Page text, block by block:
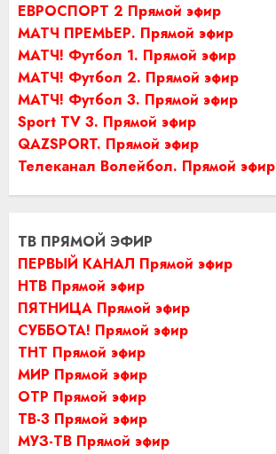
ЕВРОСПОРТ 2 Прямой эфир
МАТЧ ПРЕМЬЕР. Прямой эфир
МАТЧ! Футбол 1. Прямой эфир
МАТЧ! Футбол 2. Прямой эфир
МАТЧ! Футбол 3. Прямой эфир
Sport TV 3. Прямой эфир
QAZSPORT. Прямой эфир
Телеканал Волейбол. Прямой эфир
ТВ ПРЯМОЙ ЭФИР
ПЕРВЫЙ КАНАЛ Прямой эфир
НТВ Прямой эфир
ПЯТНИЦА Прямой эфир
СУББОТА! Прямой эфир
ТНТ Прямой эфир
МИР Прямой эфир
ОТР Прямой эфир
ТВ-3 Прямой эфир
МУЗ-ТВ Прямой эфир